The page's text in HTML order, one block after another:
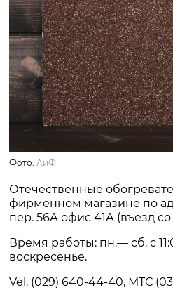
Фото: АиФ
Отечественные
фирменном магазине по
пер. 56А офис 41А (въезд
Время работы: пн.— сб. с
воскресенье.
Vel. (029) 640-44-40, МТС